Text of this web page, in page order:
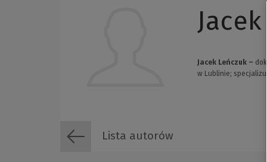
Jacek
Jacek Leńczuk –
w Lublinie;
Lista autorów